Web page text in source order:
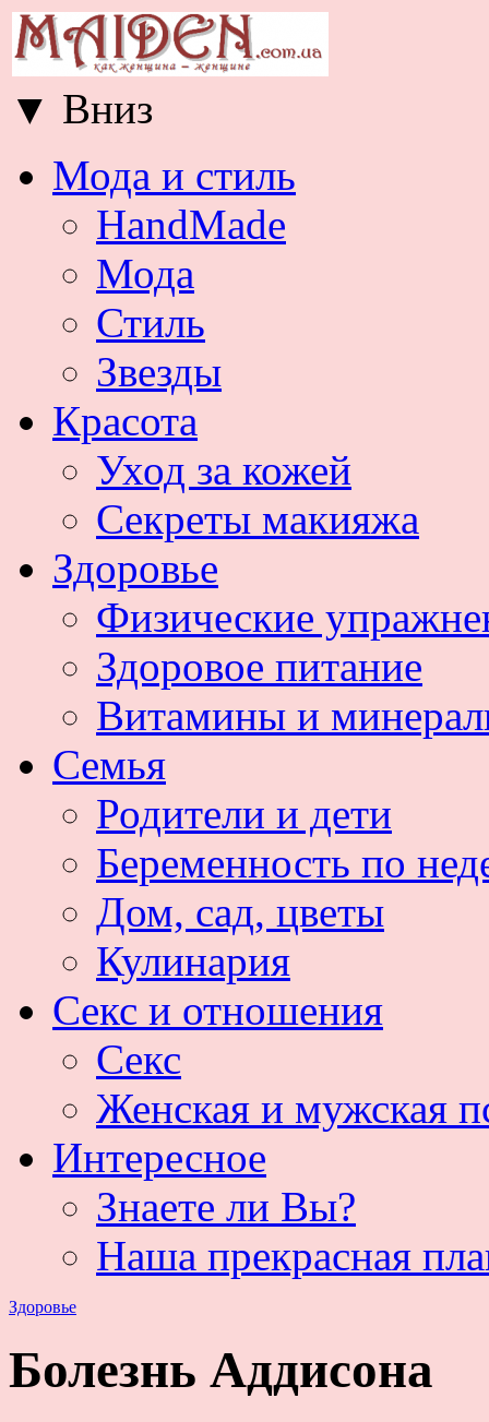
▼ Вниз
Мода и стиль
HandMade
Мода
Стиль
Звезды
Красота
Уход за кожей
Секреты макияжа
Здоровье
Физические
Здоровое питание
Витамины и
Семья
Родители и дети
Беременность по
Дом, сад, цветы
Кулинария
Секс и отношения
Секс
Женская и мужская
Интересное
Знаете ли Вы?
Наша прекрасная
Здоровье
Болезнь Аддисона